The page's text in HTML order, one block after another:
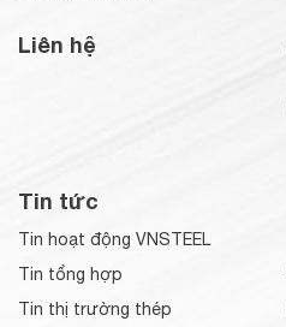
Liên hệ
Tin tức
Tin hoạt động VNSTEEL
Tin tổng hợp
Tin thị trường thép